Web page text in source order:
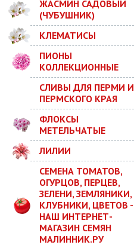
ЖАСМИН САДОВЫЙ
(ЧУБУШНИК)
КЛЕМАТИСЫ
ПИОНЫ
КОЛЛЕКЦИОННЫЕ
СЛИВЫ ДЛЯ ПЕРМИ И
ПЕРМСКОГО КРАЯ
ФЛОКСЫ
МЕТЕЛЬЧАТЫЕ
ЛИЛИИ
СЕМЕНА ТОМАТОВ,
ОГУРЦОВ, ПЕРЦЕВ,
ЗЕЛЕНИ, ЗЕМЛЯНИКИ,
КЛУБНИКИ, ЦВЕТОВ -
НАШ ИНТЕРНЕТ-
МАГАЗИН СЕМЯН
МАЛИННИК.РУ